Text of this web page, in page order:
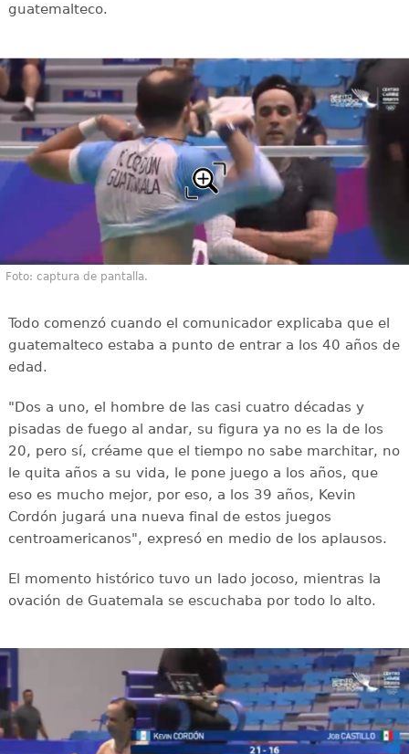
guatemalteco.
Foto: captura de pantalla.
Todo comenzó cuando el comunicador explicaba que el
guatemalteco estaba a punto de entrar a los 40 años de
edad.
"Dos a uno, el hombre de las casi cuatro décadas y
pisadas de fuego al andar, su figura ya no es la de los
20, pero sí, créame que el tiempo no sabe marchitar, no
le quita años a su vida, le pone juego a los años, que
eso es mucho mejor, por eso, a los 39 años, Kevin
Cordón jugará una nueva final de estos juegos
centroamericanos", expresó en medio de los aplausos.
El momento histórico tuvo un lado jocoso, mientras la
ovación de Guatemala se escuchaba por todo lo alto.